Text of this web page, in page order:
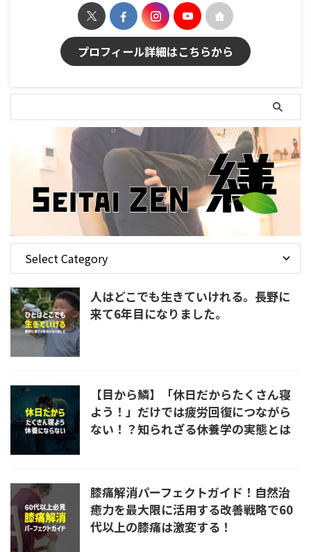
プロフィール詳細はこちらから
人はどこでも生きていけれる。長野に
来て6年目になりました。
【目から鱗】「休日だからたくさん寝
よう！」だけでは疲労回復につながら
ない！？知られざる休養学の実態とは
膝痛解消パーフェクトガイド！自然治
癒力を最大限に活用する改善戦略で60
代以上の膝痛は激変する！